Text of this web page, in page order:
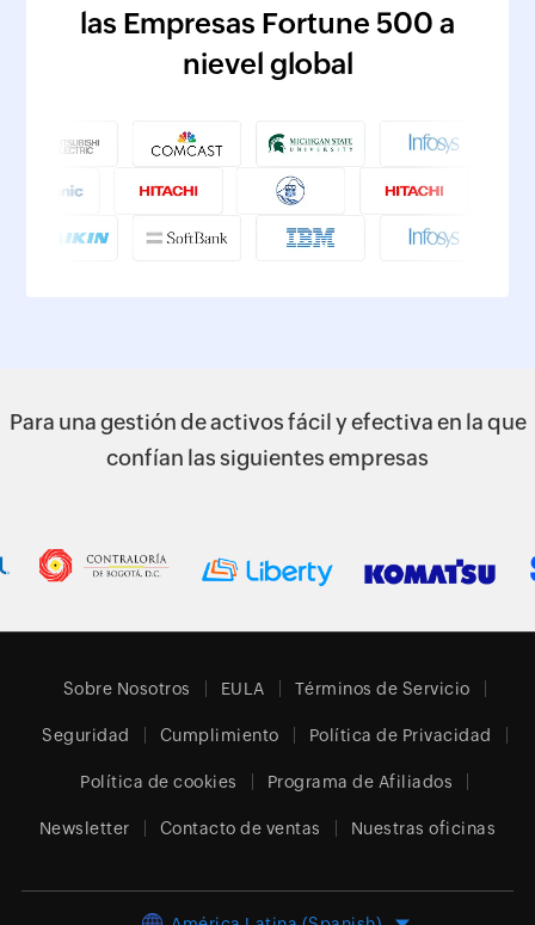
las Empresas Fortune 500 a
nievel global
Para una gestión de activos fácil y efectiva en la que
confían las siguientes empresas
Sobre Nosotros EULA Términos de Servicio
Seguridad Cumplimiento Política de Privacidad
Política de cookies Programa de Afiliados
Newsletter Contacto de ventas Nuestras oficinas